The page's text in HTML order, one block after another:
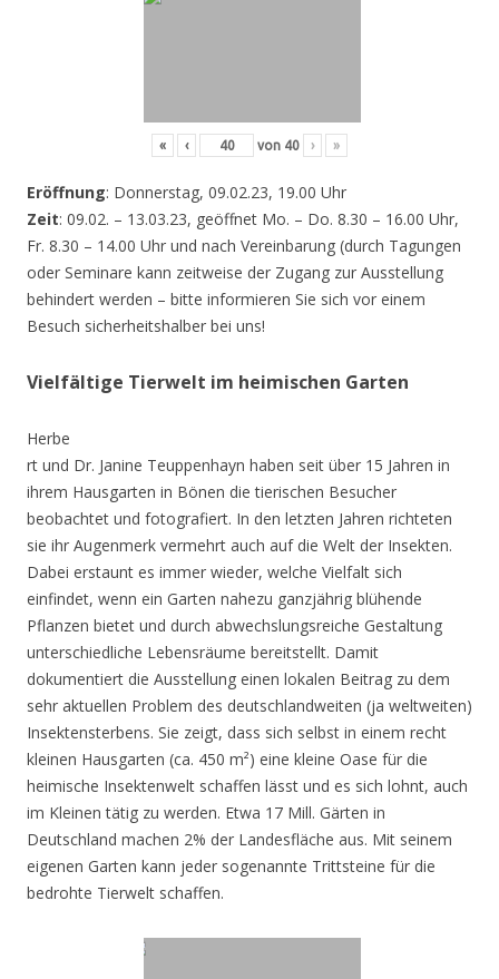
« ‹ von 40 › »
Eröffnung: Donnerstag, 09.02.23, 19.00 Uhr
Zeit: 09.02. – 13.03.23, geöffnet Mo. – Do. 8.30 – 16.00 Uhr,
Fr. 8.30 – 14.00 Uhr und nach Vereinbarung (durch Tagungen
oder Seminare kann zeitweise der Zugang zur Ausstellung
behindert werden – bitte informieren Sie sich vor einem
Besuch sicherheitshalber bei uns!
Vielfältige Tierwelt im heimischen Garten
Herbe
rt und Dr. Janine Teuppenhayn haben seit über 15 Jahren in
ihrem Hausgarten in Bönen die tierischen Besucher
beobachtet und fotografiert. In den letzten Jahren richteten
sie ihr Augenmerk vermehrt auch auf die Welt der Insekten.
Dabei erstaunt es immer wieder, welche Vielfalt sich
einfindet, wenn ein Garten nahezu ganzjährig blühende
Pflanzen bietet und durch abwechslungsreiche Gestaltung
unterschiedliche Lebensräume bereitstellt. Damit
dokumentiert die Ausstellung einen lokalen Beitrag zu dem
sehr aktuellen Problem des deutschlandweiten (ja weltweiten)
Insektensterbens. Sie zeigt, dass sich selbst in einem recht
kleinen Hausgarten (ca. 450 m²) eine kleine Oase für die
heimische Insektenwelt schaffen lässt und es sich lohnt, auch
im Kleinen tätig zu werden. Etwa 17 Mill. Gärten in
Deutschland machen 2% der Landesfläche aus. Mit seinem
eigenen Garten kann jeder sogenannte Trittsteine für die
bedrohte Tierwelt schaffen.